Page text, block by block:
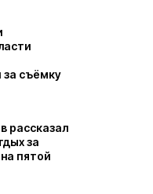
за съёмку
рассказал
за
пятой